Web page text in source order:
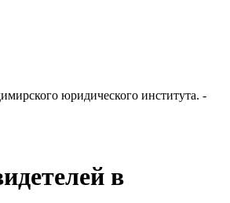
юридического института. -
в